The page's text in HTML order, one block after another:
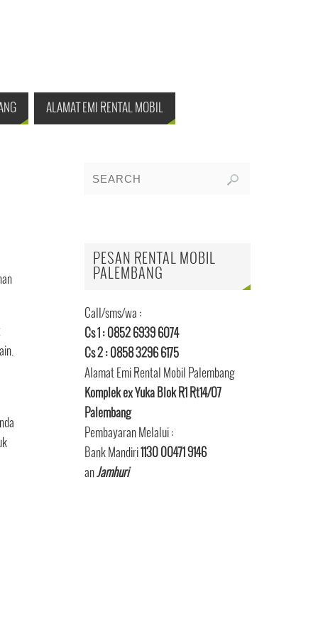
ALAMAT EMI RENTAL MOBIL
PESAN RENTAL MOBIL
PALEMBANG
Call/sms/wa :
Cs 1 : 0852 6939 6074
Cs 2 : 0858 3296 6175
Alamat Emi Rental Mobil Palembang
Komplek ex Yuka Blok R1 Rt14/07
Palembang
Pembayaran Melalui :
Bank Mandiri1130 00471 9146
anJamhuri